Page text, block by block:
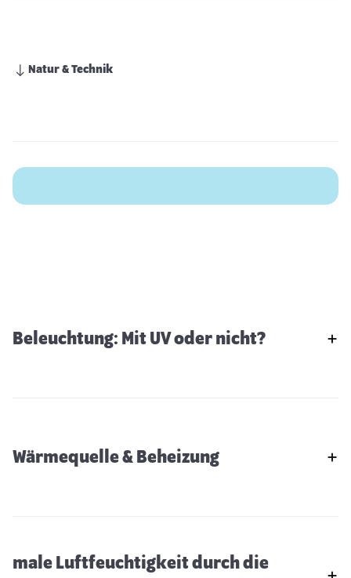
Natur & Technik
Beleuchtung: Mit UV oder nicht?
Wärmequelle & Beheizung
male Luftfeuchtigkeit durch die